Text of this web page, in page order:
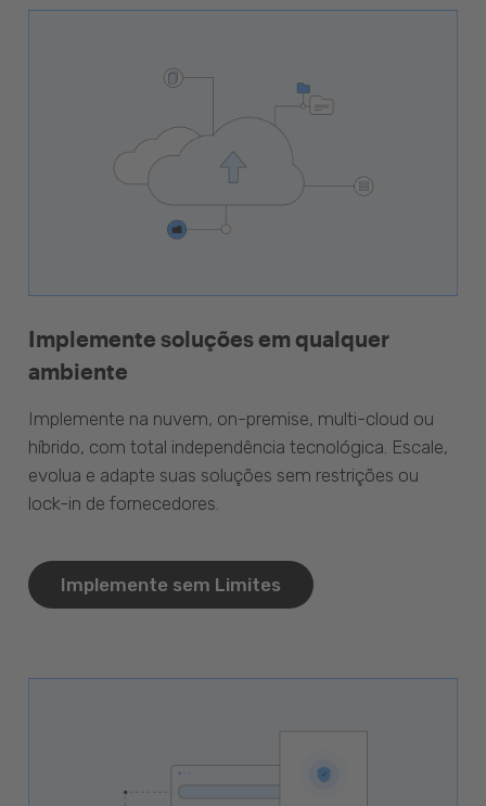
Implemente soluções em qualquer
ambiente
Implemente na nuvem, on-premise, multi-cloud ou
híbrido, com total independência tecnológica. Escale,
evolua e adapte suas soluções sem restrições ou
lock-in de fornecedores.
Implemente sem Limites